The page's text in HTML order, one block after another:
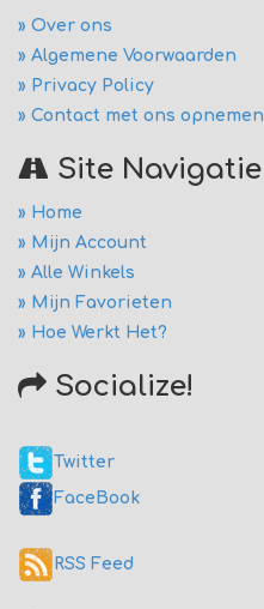
» Over ons
» Algemene Voorwaarden
» Privacy Policy
» Contact met ons opnemen
Site Navigatie
» Home
» Mijn Account
» Alle Winkels
» Mijn Favorieten
» Hoe Werkt Het?
Socialize!
Twitter
FaceBook
RSS Feed